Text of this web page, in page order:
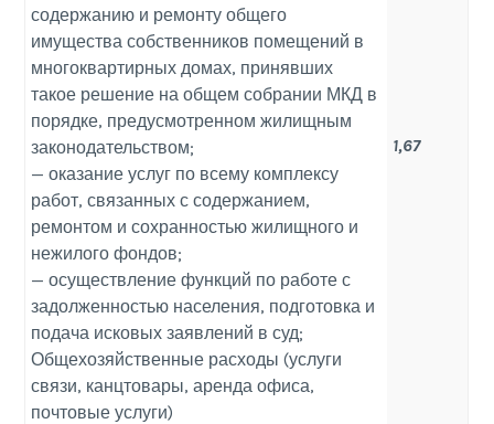
1,67
содержанию и ремонту общего
имущества собственников помещений в
многоквартирных домах, принявших
такое решение на общем собрании МКД в
порядке, предусмотренном жилищным
законодательством;
— оказание услуг по всему комплексу
работ, связанных с содержанием,
ремонтом и сохранностью жилищного и
нежилого фондов;
— осуществление функций по работе с
задолженностью населения, подготовка и
подача исковых заявлений в суд;
Общехозяйственные расходы (услуги
связи, канцтовары, аренда офиса,
почтовые услуги)